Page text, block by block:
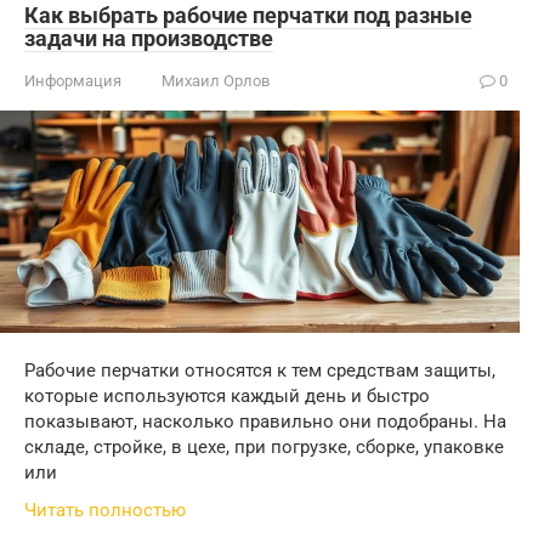
Как выбрать рабочие перчатки под разные
задачи на производстве
Информация Михаил Орлов 0
Рабочие перчатки относятся к тем средствам защиты,
которые используются каждый день и быстро
показывают, насколько правильно они подобраны. На
складе, стройке, в цехе, при погрузке, сборке, упаковке
или
Читать полностью